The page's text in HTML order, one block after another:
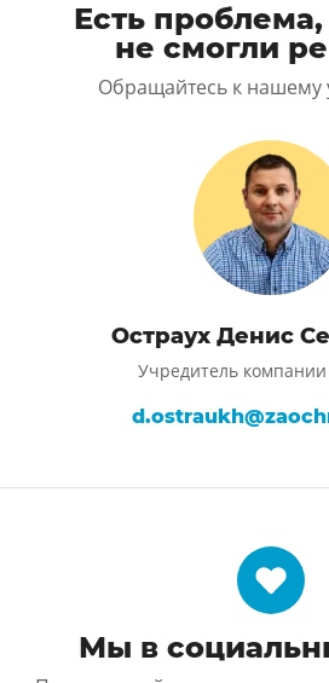
Есть
не смогли
Обращайтесь к нашему
Остраух Денис
Учредитель
Мы в